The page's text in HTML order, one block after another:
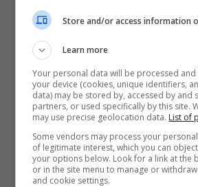
Store and/or access information
Learn more
Your personal data will be processed
your device (cookies, unique identifiers,
data) may be stored by, accessed by and
partners, or used specifically by this site.
may use precise geolocation data. List of
Some vendors may process your
of legitimate interest, which you can
your options below. Look for a link at the
or in the site menu to manage or
and cookie settings.